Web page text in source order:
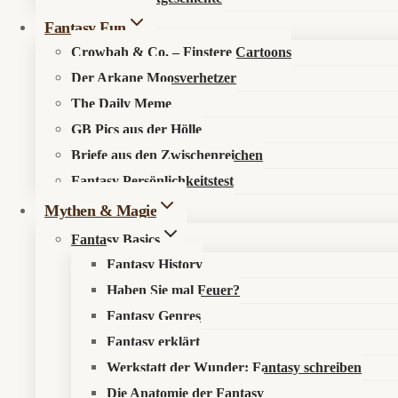
Fantasy Fun
Crowbah & Co. – Finstere Cartoons
Der Arkane Moosverhetzer
The Daily Meme
GB Pics aus der Hölle
Briefe aus den Zwischenreichen
Fantasy Persönlichkeitstest
Mythen & Magie
Fantasy Basics
Fantasy History
Haben Sie mal Feuer?
Fantasy Genres
Fantasy erklärt
Werkstatt der Wunder: Fantasy schreiben
Die Anatomie der Fantasy
🔍Suche im Fantasykosmos
Spüre verborgene Pfade auf, entdecke neue Werke oder